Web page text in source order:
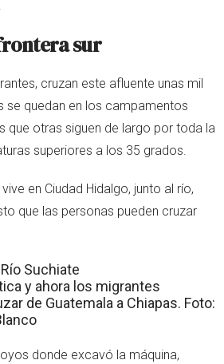
sur
cruzan este afluente unas mil
se quedan en los campamentos
que otras siguen de largo por toda la
superiores a los 35 grados.
en Ciudad Hidalgo, junto al río,
que las personas pueden cruzar
y ahora los migrantes
de Guatemala a Chiapas. Foto:
donde excavó la máquina,